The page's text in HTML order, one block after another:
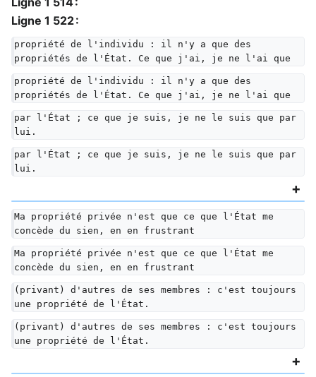
Ligne 1 522 :
propriété de l'individu : il n'y a que des
propriétés de l'État. Ce que j'ai, je ne l'ai que
propriété de l'individu : il n'y a que des
propriétés de l'État. Ce que j'ai, je ne l'ai que
par l'État ; ce que je suis, je ne le suis que par
lui.
par l'État ; ce que je suis, je ne le suis que par
lui.
Ma propriété privée n'est que ce que l'État me
concède du sien, en en frustrant
Ma propriété privée n'est que ce que l'État me
concède du sien, en en frustrant
(privant) d'autres de ses membres : c'est toujours
une propriété de l'État.
(privant) d'autres de ses membres : c'est toujours
une propriété de l'État.